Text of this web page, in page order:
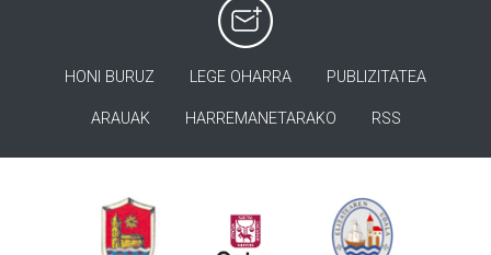
HONI BURUZ LEGE OHARRA PUBLIZITATEA
ARAUAK HARREMANETARAKO RSS